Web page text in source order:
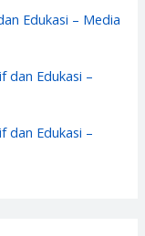
Edukasi – Media
dan Edukasi –
dan Edukasi –